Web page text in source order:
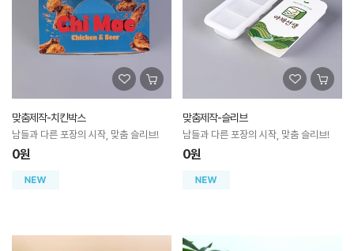
맞춤제작-치킨박스
남들과 다른 포장의 시작, 맞춤 슬리브!
0원
맞춤제작-슬리브
남들과 다른 포장의 시작, 맞춤 슬리브!
0원